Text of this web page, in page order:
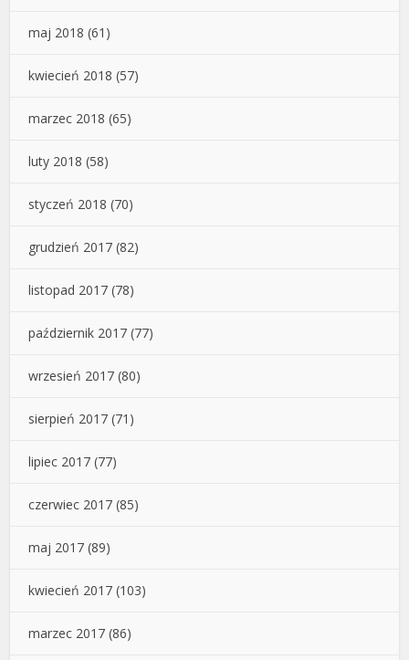
maj 2018 (61)
kwiecień 2018 (57)
marzec 2018 (65)
luty 2018 (58)
styczeń 2018 (70)
grudzień 2017 (82)
listopad 2017 (78)
październik 2017 (77)
wrzesień 2017 (80)
sierpień 2017 (71)
lipiec 2017 (77)
czerwiec 2017 (85)
maj 2017 (89)
kwiecień 2017 (103)
marzec 2017 (86)